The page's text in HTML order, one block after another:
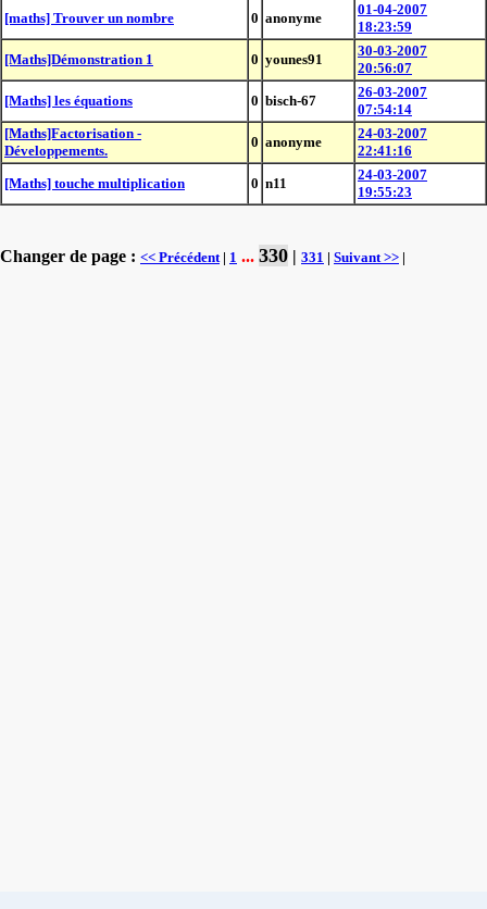
[maths] Trouver un nombre
0 anonyme
01-04-2007
18:23:59
[Maths]Démonstration 1
0 younes91
30-03-2007
20:56:07
[Maths] les équations
0 bisch-67
26-03-2007
07:54:14
[Maths]Factorisation -
Développements.
0 anonyme
24-03-2007
22:41:16
[Maths] touche multiplication
0 n11
24-03-2007
19:55:23
Changer de page : << Précédent| 1 ... 330 | 331 | Suivant >> |